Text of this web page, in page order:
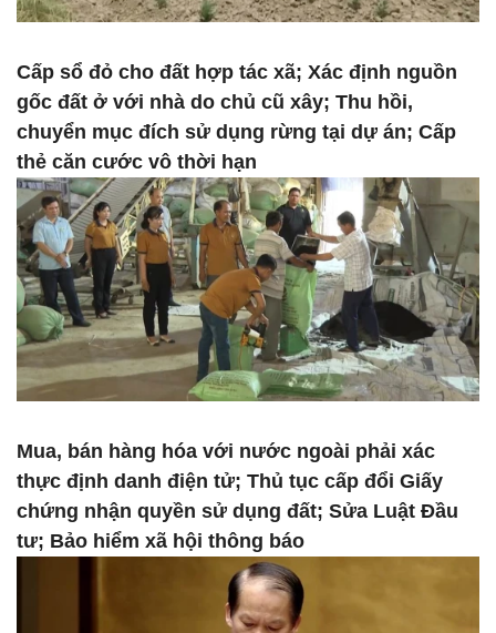
Cấp sổ đỏ cho đất hợp tác xã; Xác định nguồn
gốc đất ở với nhà do chủ cũ xây; Thu hồi,
chuyển mục đích sử dụng rừng tại dự án; Cấp
thẻ căn cước vô thời hạn
Mua, bán hàng hóa với nước ngoài phải xác
thực định danh điện tử; Thủ tục cấp đổi Giấy
chứng nhận quyền sử dụng đất; Sửa Luật Đầu
tư; Bảo hiểm xã hội thông báo